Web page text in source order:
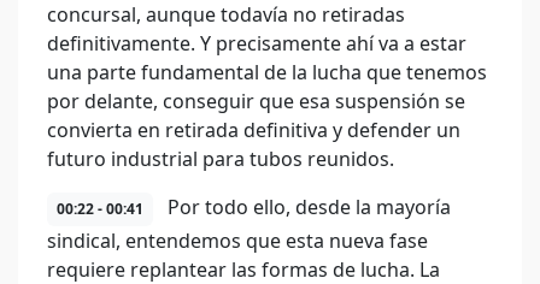
concursal, aunque todavía no retiradas
definitivamente. Y precisamente ahí va a estar
una parte fundamental de la lucha que tenemos
por delante, conseguir que esa suspensión se
convierta en retirada definitiva y defender un
futuro industrial para tubos reunidos.
00:22 - 00:41
Por todo ello, desde la mayoría
sindical, entendemos que esta nueva fase
requiere replantear las formas de lucha. La